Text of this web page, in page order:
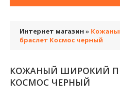
Интернет магазин »
браслет Космос черный
КОЖАНЫЙ ШИРОКИЙ
КОСМОС ЧЕРНЫЙ